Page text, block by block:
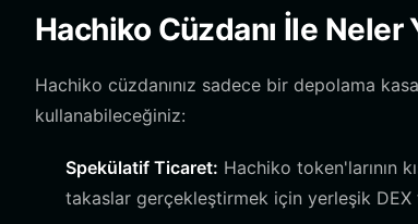
Hachiko Cüzdanı İle
Hachiko cüzdanınız sadece bir depolama
kullanabileceğiniz:
Spekülatif Ticaret: Hachiko token'larının
takaslar gerçekleştirmek için yerleşik DEX